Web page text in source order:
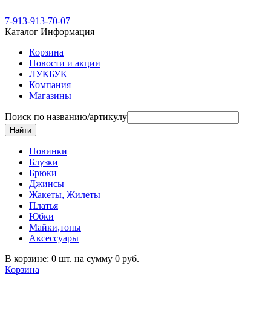
7-913-913-70-07
Каталог Информация
Корзина
Новости и акции
ЛУКБУК
Компания
Магазины
Поиск по названию/артикулу
Новинки
Блузки
Брюки
Джинсы
Жакеты, Жилеты
Платья
Юбки
Майки,топы
Аксессуары
В корзине: 0 шт. на сумму 0 руб.
Корзина